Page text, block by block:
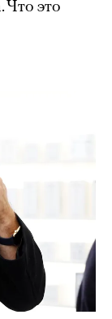
Что это